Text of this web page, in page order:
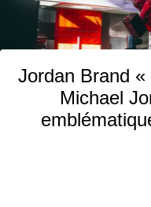
Jordan Brand
Michael